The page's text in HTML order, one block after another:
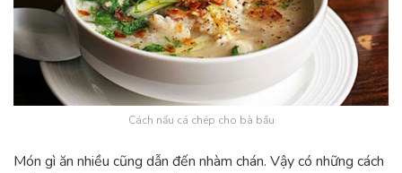
Cách nấu cá chép cho bà bầu
Món gì ăn nhiều cũng dẫn đến nhàm chán. Vậy có những cách